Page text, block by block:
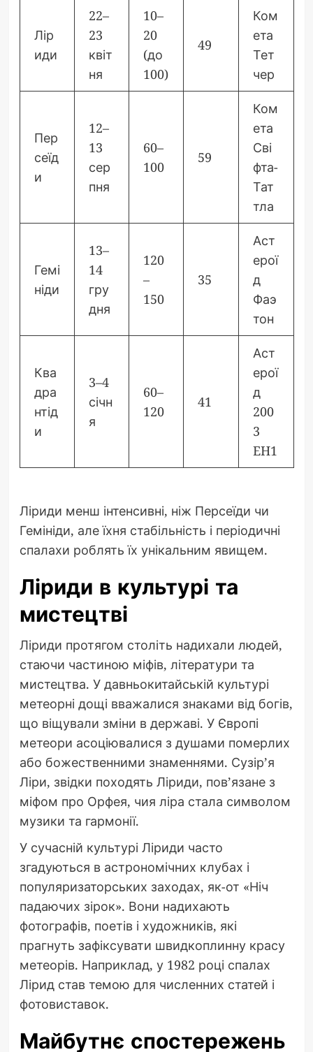
Лір
иди
22–
23
квіт
ня
10–
20
(до
100)
49
Ком
ета
Тет
чер
Пер
сеїд
и
12–
13
сер
пня
60–
100
59
Ком
ета
Сві
фта-
Тат
тла
Гемі
ніди
13–
14
гру
дня
120
–
150
35
Аст
ерої
д
Фаэ
тон
Ква
дра
нтід
и
3–4
січн
я
60–
120
41
Аст
ерої
д
200
3
EH1
Ліриди менш інтенсивні, ніж Персеїди чи
Гемініди, але їхня стабільність і періодичні
спалахи роблять їх унікальним явищем.
Ліриди в культурі та
мистецтві
Ліриди протягом століть надихали людей,
стаючи частиною міфів, літератури та
мистецтва. У давньокитайській культурі
метеорні дощі вважалися знаками від богів,
що віщували зміни в державі. У Європі
метеори асоціювалися з душами померлих
або божественними знаменнями. Сузір’я
Ліри, звідки походять Ліриди, пов’язане з
міфом про Орфея, чия ліра стала символом
музики та гармонії.
У сучасній культурі Ліриди часто
згадуються в астрономічних клубах і
популяризаторських заходах, як-от «Ніч
падаючих зірок». Вони надихають
фотографів, поетів і художників, які
прагнуть зафіксувати швидкоплинну красу
метеорів. Наприклад, у 1982 році спалах
Лірид став темою для численних статей і
фотовиставок.
Майбутнє спостережень